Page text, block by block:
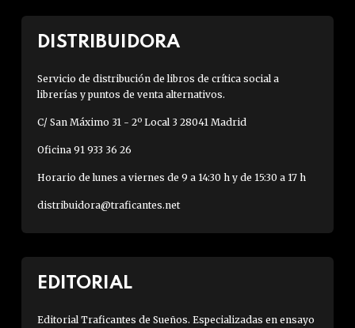
DISTRIBUIDORA
Servicio de distribución de libros de crítica social a
librerías y puntos de venta alternativos.
C/ San Máximo 31 - 2º Local 3 28041 Madrid
Oficina 91 933 36 26
Horario de lunes a viernes de 9 a 14:30 h y de 15:30 a 17 h
distribuidora@traficantes.net
EDITORIAL
Editorial Traficantes de Sueños. Especializadas en ensayo